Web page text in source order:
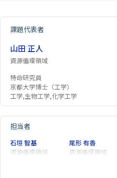
課題代表者
山田 正人
資源循環領域
特命研究員
京都大学博士（工学）
工学,生物工学,化学工学
担当者
石垣 智基
資源循環領域
尾形 有香
資源循環領域